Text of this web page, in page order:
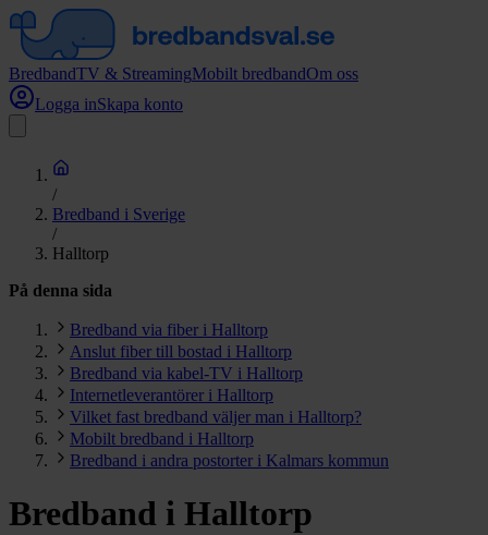
BredbandTV & StreamingMobilt bredbandOm oss
Logga inSkapa konto
/
Bredband i Sverige
/
Halltorp
På denna sida
Bredband via fiber i Halltorp
Anslut fiber till bostad i Halltorp
Bredband via kabel-TV i Halltorp
Internetleverantörer i Halltorp
Vilket fast bredband väljer man i Halltorp?
Mobilt bredband i Halltorp
Bredband i andra postorter i Kalmars kommun
Bredband i Halltorp